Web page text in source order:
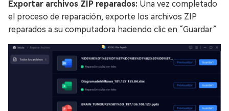
Exportar archivos ZIP reparados: Una vez completado
el proceso de reparación, exporte los archivos ZIP
reparados a su computadora haciendo clic en “Guardar”